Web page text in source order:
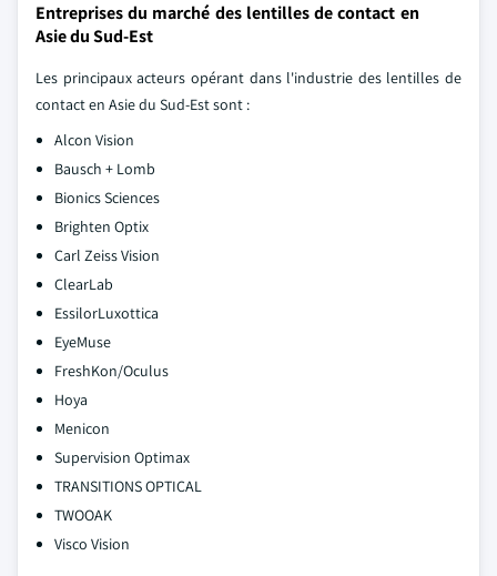
Entreprises du marché des lentilles de contact en
Asie du Sud-Est
Les principaux acteurs opérant dans l'industrie des lentilles de
contact en Asie du Sud-Est sont :
Alcon Vision
Bausch + Lomb
Bionics Sciences
Brighten Optix
Carl Zeiss Vision
ClearLab
EssilorLuxottica
EyeMuse
FreshKon/Oculus
Hoya
Menicon
Supervision Optimax
TRANSITIONS OPTICAL
TWOOAK
Visco Vision